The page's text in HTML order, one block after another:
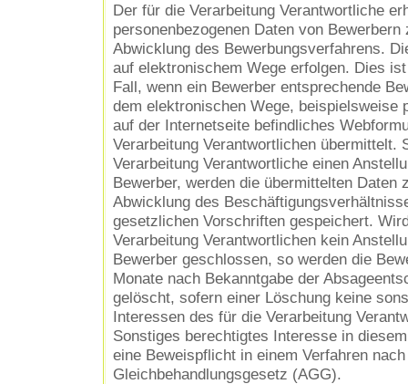
Der für die Verarbeitung Verantwortliche
personenbezogenen Daten von
Abwicklung des Bewerbungsverfahrens.
auf elektronischem Wege erfolgen. Dies
Fall, wenn ein Bewerber entsprechende
dem elektronischen Wege, beispielsweise
auf der Internetseite befindliches
Verarbeitung Verantwortlichen übermittelt.
Verarbeitung Verantwortliche einen
Bewerber, werden die übermittelten Daten
Abwicklung des
gesetzlichen Vorschriften gespeichert.
Verarbeitung Verantwortlichen kein
Bewerber geschlossen, so werden die
Monate nach Bekanntgabe der
gelöscht, sofern einer Löschung keine
Interessen des für die Verarbeitung
Sonstiges berechtigtes Interesse in
eine Beweispflicht in einem Verfahren
Gleichbehandlungsgesetz (AGG).